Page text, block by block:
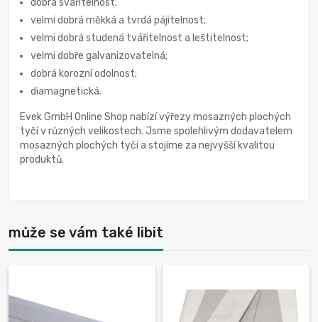
dobrá svařitelnost;
velmi dobrá měkká a tvrdá pájitelnost;
velmi dobrá studená tvářitelnost a leštitelnost;
velmi dobře galvanizovatelná;
dobrá korozní odolnost;
diamagnetická.
Evek GmbH Online Shop nabízí výřezy mosazných plochých
tyčí v různých velikostech. Jsme spolehlivým dodavatelem
mosazných plochých tyčí a stojíme za nejvyšší kvalitou
produktů.
může se vám také libit